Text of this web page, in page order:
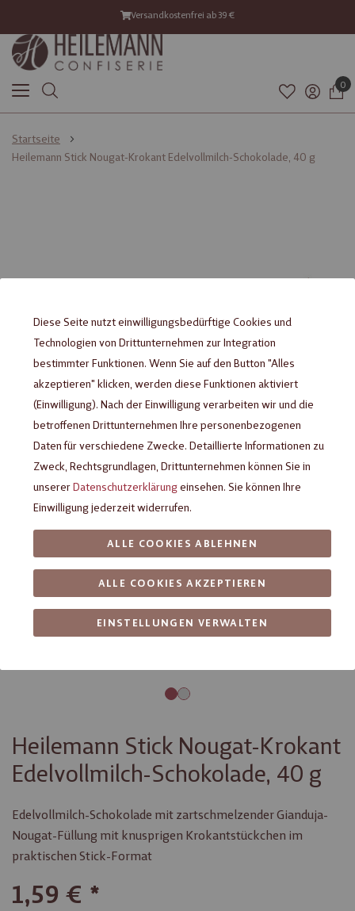
Versandkostenfrei ab 39 €
0
Startseite
Heilemann Stick Nougat-Krokant Edelvollmilch-Schokolade, 40 g
Heilemann Stick Nougat-Krokant
Edelvollmilch-Schokolade, 40 g
1,59 €
Edelvollmilch-Schokolade mit zartschmelzender Gianduja-
Nougat-Füllung mit knusprigen Krokantstückchen im
praktischen Stick-Format
Diese Seite nutzt einwilligungsbedürftige Cookies und
Technologien von Drittunternehmen zur Integration
bestimmter Funktionen. Wenn Sie auf den Button "Alles
akzeptieren" klicken, werden diese Funktionen aktiviert
(Einwilligung). Nach der Einwilligung verarbeiten wir und die
betroffenen Drittunternehmen Ihre personenbezogenen
Daten für verschiedene Zwecke. Detaillierte Informationen zu
Zweck, Rechtsgrundlagen, Drittunternehmen können Sie in
unsererDatenschutzerklärungeinsehen. Sie können Ihre
Einwilligung jederzeit widerrufen.
EINSTELLUNGEN VERWALTEN
ALLE COOKIES AKZEPTIEREN
ALLE COOKIES ABLEHNEN